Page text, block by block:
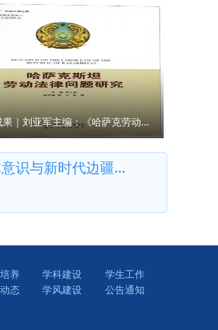
研究成果｜刘亚军主编：《哈萨克劳动法律问题研究》
疆治理学术研讨会
养 学科建设
学生工作
态 学风建设
公告通知